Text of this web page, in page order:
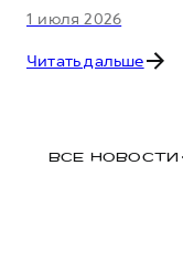
1 июля 2026
Читать дальше
ВСЕ НОВОСТИ